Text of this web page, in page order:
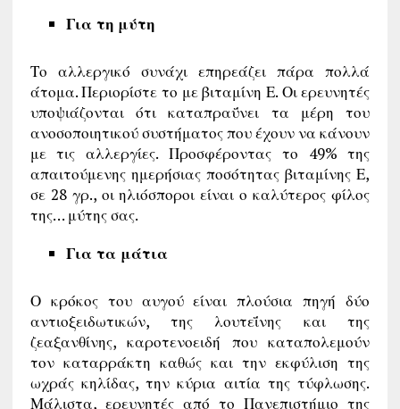
Για τη μύτη
Το αλλεργικό συνάχι επηρεάζει πάρα πολλά
άτομα. Περιορίστε το με βιταμίνη Ε. Οι ερευνητές
υποψιάζονται ότι καταπραΰνει τα μέρη του
ανοσοποιητικού συστήματος που έχουν να κάνουν
με τις αλλεργίες. Προσφέροντας το 49% της
απαιτούμενης ημερήσιας ποσότητας βιταμίνης Ε,
σε 28 γρ., οι ηλιόσποροι είναι ο καλύτερος φίλος
της… μύτης σας.
Για τα μάτια
Ο κρόκος του αυγού είναι πλούσια πηγή δύο
αντιοξειδωτικών, της λουτεΐνης και της
ζεαξανθίνης, καροτενοειδή που καταπολεμούν
τον καταρράκτη καθώς και την εκφύλιση της
ωχράς κηλίδας, την κύρια αιτία της τύφλωσης.
Μάλιστα, ερευνητές από το Πανεπιστήμιο της